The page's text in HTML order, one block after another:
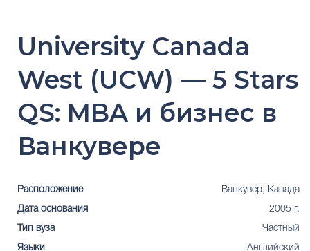
University Canada
West (UCW) — 5 Stars
QS: MBA и бизнес в
Ванкувере
Расположение Ванкувер, Канада
Дата основания 2005 г.
Тип вуза Частный
Языки Английский